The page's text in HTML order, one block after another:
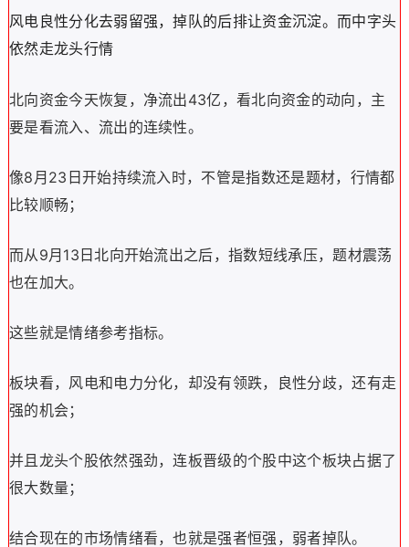
风电良性分化去弱留强，掉队的后排让资金沉淀。而中字头
依然走龙头行情
北向资金今天恢复，净流出43亿，看北向资金的动向，主
要是看流入、流出的连续性。
像8 月 23 日开始持续流入时，不管是指数还是题材，行情都
比较顺畅；
而从 9月 13 日北向开始流出之后，指数短线承压，题材震荡
也在加大。
这些就是情绪参考指标。
板块看，风电和电力分化，却没有领跌，良性分歧，还有走
强的机会；
并且龙头个股依然强劲，连板晋级的个股中这个板块占据了
很大数量；
结合现在的市场情绪看，也就是强者恒强，弱者掉队。